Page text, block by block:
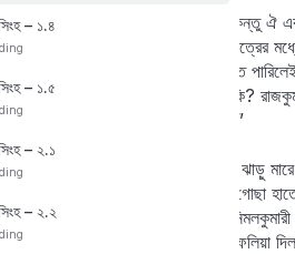
– ১.৪
– ১.৫
– ২.১
– ২.২
নি । কিছুমাত্র আপত্তি নাই–কিন্তু ঐ
চঞ্চলকুমারী তখন আর পাঁচখানা চিত্রের
মানুষে মানুষের একটা কলঙ্ক দিতে
দেখিতেছিলে, তার আর কলঙ্ক কি?
আমি খুঁজিয়া বাহির করিতে পারি |”
নি । আকব্বরের নামে রাজপুতনী ঝাড়ু
এই বলিয়া নির্‍মলকুমারী তসবিরের গোছা
দেখিয়াছি |” সেই চিহ্ন ধরিয়া,
চঞ্চলকুমারী রাগ করিয়া ছবিখানি
Remember me